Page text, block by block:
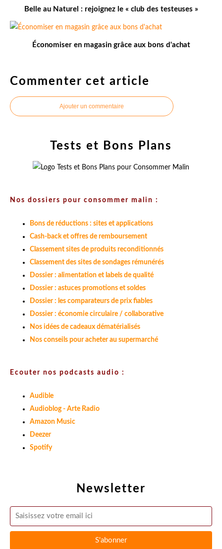
Belle au Naturel : rejoignez le « club des testeuses »
Économiser en magasin grâce aux bons d'achat
Commenter cet article
Ajouter un commentaire
Newsletter
Tests et Bons Plans
Nos dossiers pour consommer malin :
Bons de réductions : sites et applications
Cash-back et offres de remboursement
Classement sites de produits reconditionnés
Classement des sites de sondages rémunérés
Dossier : alimentation et labels de qualité
Dossier : astuces promotions et soldes
Dossier : les comparateurs de prix fiables
Dossier : économie circulaire / collaborative
Nos idées de cadeaux dématérialisés
Nos conseils pour acheter au supermarché
Ecouter nos podcasts audio :
Audible
Audioblog - Arte Radio
Amazon Music
Deezer
Spotify